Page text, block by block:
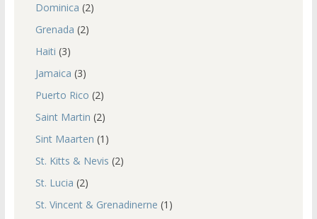
Dominica (2)
Grenada (2)
Haiti (3)
Jamaica (3)
Puerto Rico (2)
Saint Martin (2)
Sint Maarten (1)
St. Kitts & Nevis (2)
St. Lucia (2)
St. Vincent & Grenadinerne (1)